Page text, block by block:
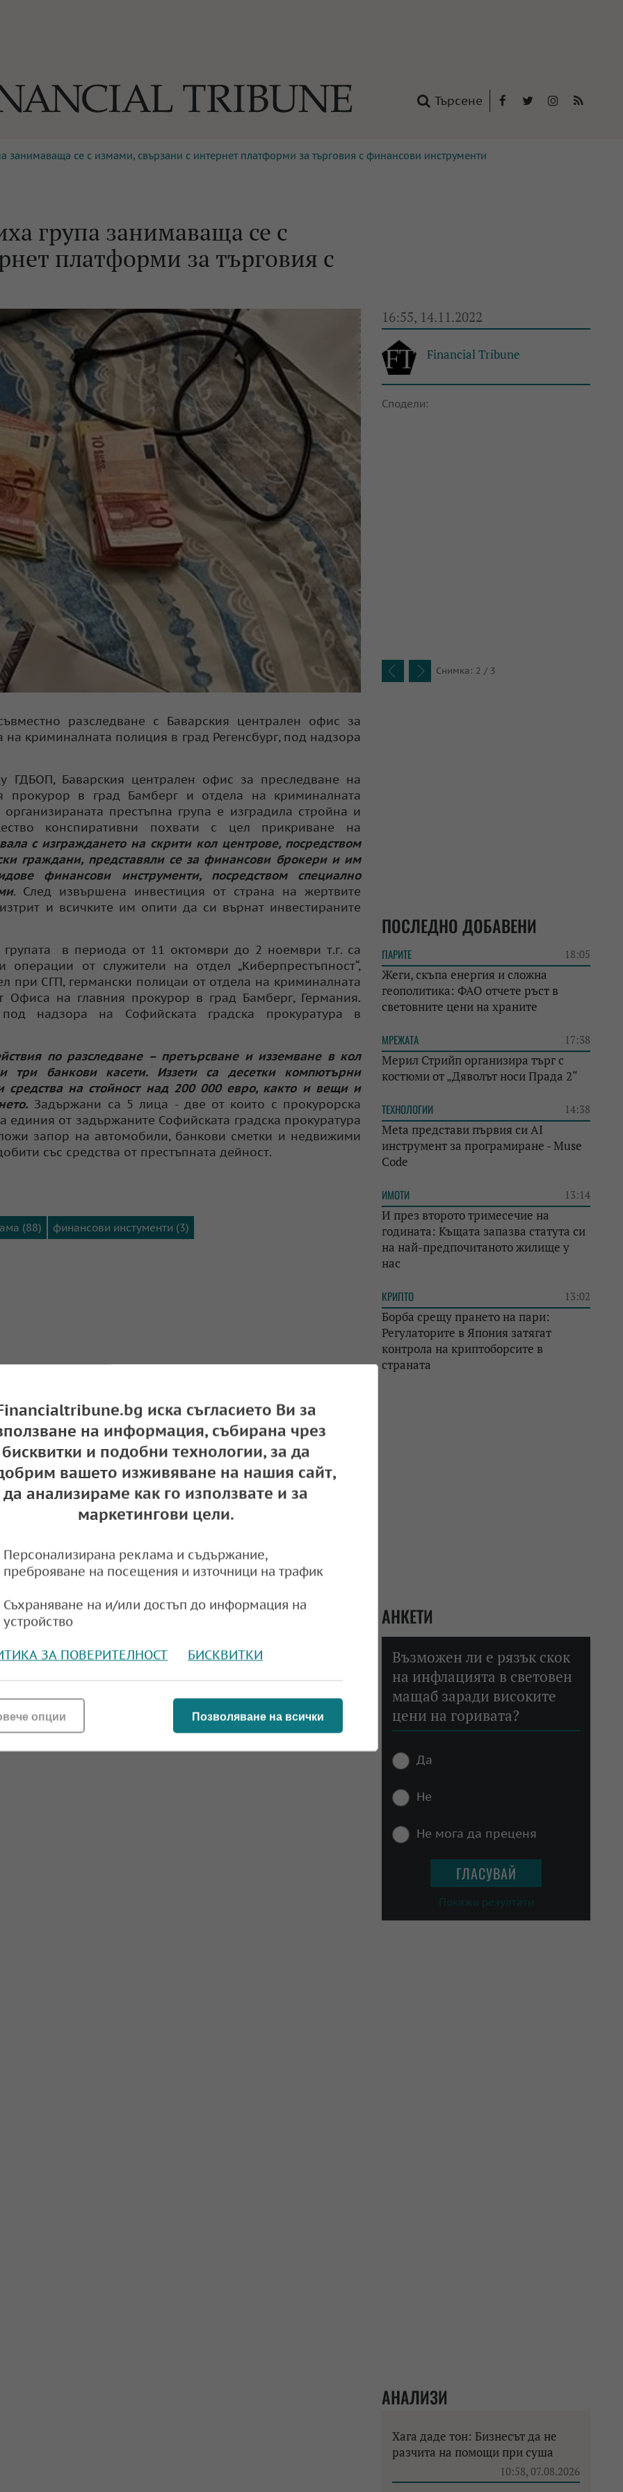
Търсене
За нас Реклама Контакти
занимаваща се с измами, свързани с интернет платформи за търговия с финансови инструменти
група занимаваща се с
платформи за търговия с
16:55, 14.11.2022
Financial Tribune
Сподели:
Снимка: 2 / 3
разследване с Баварския централен офис за
криминалната полиция в град Регенсбург, под надзора
ГДБОП, Баварския централен офис за преследване на
прокурор в град Бамберг и отдела на криминалната
престъпна група е изградила стройна и
конспиративни похвати с цел прикриване на
с изграждането на скрити кол центрове, посредством
граждани, представяли се за финансови брокери и им
финансови инструменти, посредством специално
. След извършена инвестиция от страна на жертвите
и всичките им опити да си върнат инвестираните
в периода от 11 октомври до 2 ноември т.г. са
от служители на отдел „Киберпрестъпност“,
при СГП, германски полицаи от отдела на криминалната
на главния прокурор в град Бамберг, Германия.
надзора на Софийската градска прокуратура в
по разследване – претърсване и изземване в кол
банкови касети. Иззети са десетки компютърни
на стойност над 200 000 евро, както и вещи и
Задържани са 5 лица - две от които с прокурорска
единия от задържаните Софийската градска прокуратура
запор на автомобили, банкови сметки и недвижими
със средства от престъпната дейност.
(88) финансови инстументи (3)
ПОСЛЕДНО ДОБАВЕНИ
ПАРИТЕ 18:05
Жеги, скъпа енергия и сложна
геополитика: ФАО отчете ръст в
световните цени на храните
МРЕЖАТА 17:38
Мерил Стрийп организира търг с
костюми от „Дяволът носи Прада 2“
ТЕХНОЛОГИИ 14:38
Meta представи първия си AI
инструмент за програмиране - Muse
Code
ИМОТИ 13:14
И през второто тримесечие на
годината: Къщата запазва статута си
на най-предпочитаното жилище у
нас
КРИПТО 13:02
Борба срещу прането на пари:
Регулаторите в Япония затягат
контрола на криптоборсите в
страната
АНКЕТИ
Възможен ли е рязък скок
на инфлацията в световен
мащаб заради високите
цени на горивата?
Да
Не
Не мога да преценя
Покажи резултати
АНАЛИЗИ
Хага даде тон: Бизнесът да не
разчита на помощи при суша
10:58, 07.08.2026
иска съгласието Ви за
на информация, събирана чрез
бисквитки и подобни технологии, за да
вашето изживяване на нашия сайт,
да анализираме как го използвате и за
маркетингови цели.
Персонализирана реклама и съдържание,
преброяване на посещения и източници на трафик
Съхраняване на и/или достъп до информация на
устройство
ЗА ПОВЕРИТЕЛНОСТ БИСКВИТКИ
Позволяване на всички
опции